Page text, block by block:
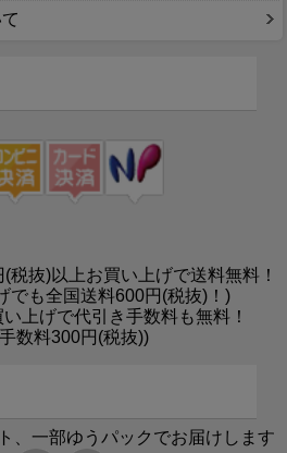
抜)以上お買い上げで送料無料！
でも全国送料600円(税抜)！)
上げで代引き手数料も無料！
数料300円(税抜))
、一部ゆうパックでお届けします